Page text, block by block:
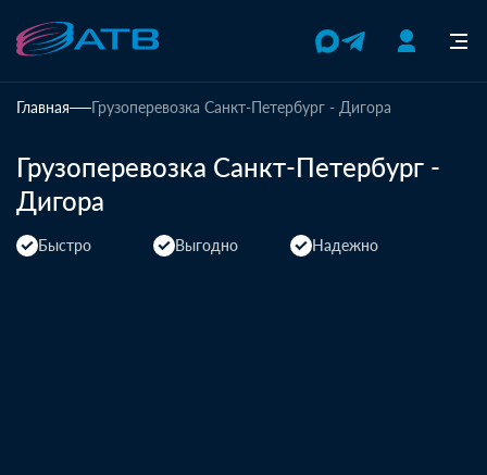
Главная Грузоперевозка Санкт-Петербург - Дигора
Грузоперевозка Санкт-Петербург -
Дигора
Быстро Выгодно Надежно